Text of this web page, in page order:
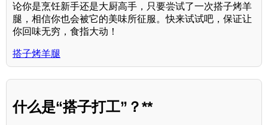
论你是烹饪新手还是大厨高手，只要尝试了一次搭子烤羊
腿，相信你也会被它的美味所征服。快来试试吧，保证让
你回味无穷，食指大动！
搭子烤羊腿
什么是“搭子打工”？**